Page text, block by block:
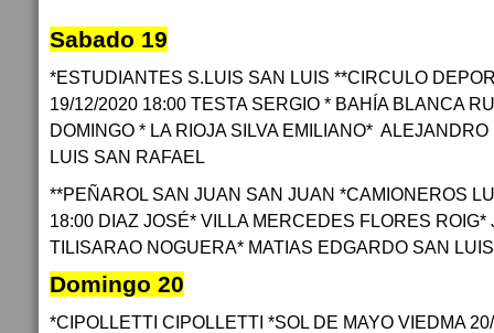
Sabado 19
*ESTUDIANTES S.LUIS SAN LUIS **CIRCULO
19/12/2020 18:00 TESTA SERGIO * BAHÍA BLANCA
DOMINGO * LA RIOJA SILVA EMILIANO*
LUIS SAN RAFAEL
**PEÑAROL SAN JUAN SAN JUAN *CAMIONEROS
18:00 DIAZ JOSÉ* VILLA MERCEDES FLORES ROIG*
TILISARAO NOGUERA* MATIAS EDGARDO SAN
Domingo 20
*CIPOLLETTI CIPOLLETTI *SOL DE MAYO VIEDMA